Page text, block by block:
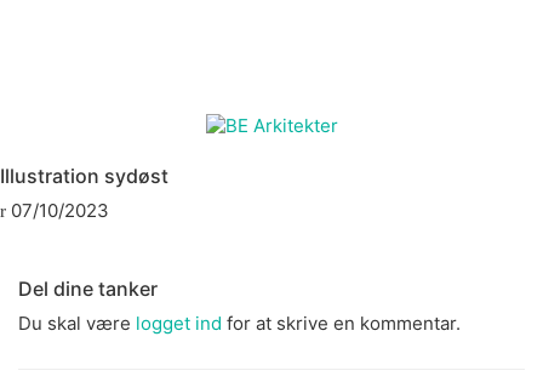
Illustration sydøst
07/10/2023
Del dine tanker
Du skal være logget ind for at skrive en kommentar.